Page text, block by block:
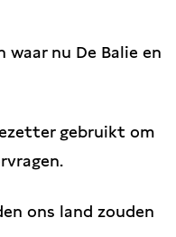
waar nu De Balie en
gebruikt om
ons land zouden